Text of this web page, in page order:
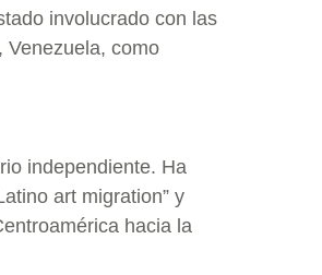
involucrado con las
Venezuela, como
independiente. Ha
art migration” y
hacia la